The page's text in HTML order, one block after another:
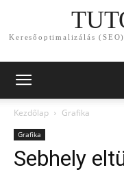
Keresőoptimalizálás
Kezdőlap Grafika
Grafika
Sebhely